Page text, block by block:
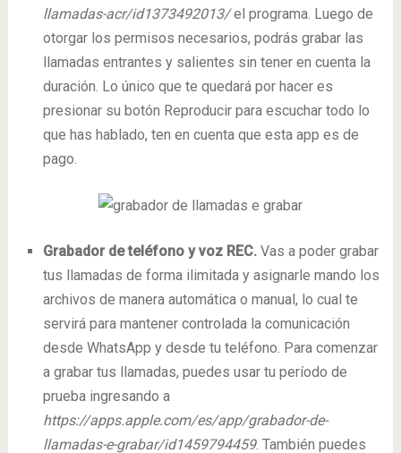
llamadas-acr/id1373492013/el programa. Luego de
otorgar los permisos necesarios, podrás grabar las
llamadas entrantes y salientes sin tener en cuenta la
duración. Lo único que te quedará por hacer es
presionar su botón Reproducir para escuchar todo lo
que has hablado, ten en cuenta que esta app es de
pago.
Grabador de teléfono y voz REC.Vas a poder grabar
tus llamadas de forma ilimitada y asignarle mando los
archivos de manera automática o manual, lo cual te
servirá para mantener controlada la comunicación
desde WhatsApp y desde tu teléfono. Para comenzar
a grabar tus llamadas, puedes usar tu período de
prueba ingresando a
https://apps.apple.com/es/app/grabador-de-
llamadas-e-grabar/id1459794459. También puedes